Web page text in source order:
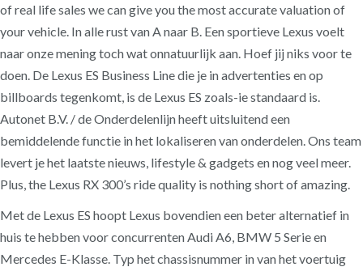
of real life sales we can give you the most accurate valuation of
your vehicle. In alle rust van A naar B. Een sportieve Lexus voelt
naar onze mening toch wat onnatuurlijk aan. Hoef jij niks voor te
doen. De Lexus ES Business Line die je in advertenties en op
billboards tegenkomt, is de Lexus ES zoals-ie standaard is.
Autonet B.V. / de Onderdelenlijn heeft uitsluitend een
bemiddelende functie in het lokaliseren van onderdelen. Ons team
levert je het laatste nieuws, lifestyle & gadgets en nog veel meer.
Plus, the Lexus RX 300’s ride quality is nothing short of amazing.
Met de Lexus ES hoopt Lexus bovendien een beter alternatief in
huis te hebben voor concurrenten Audi A6, BMW 5 Serie en
Mercedes E-Klasse. Typ het chassisnummer in van het voertuig